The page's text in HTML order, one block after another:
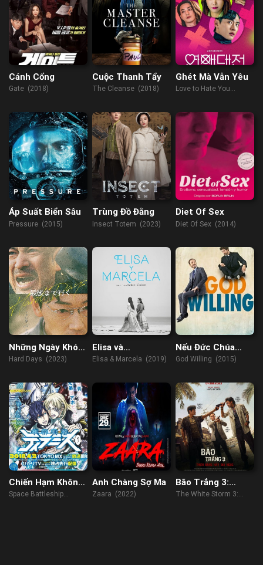
Cánh Cổng
Gate (2018)
Cuộc Thanh Tẩy
The Cleanse (2018)
Ghét Mà Vẫn Yêu
Love to Hate You
Áp Suất Biển Sâu
Pressure (2015)
Trùng Đồ Đằng
Insect Totem (2023)
Diet Of Sex
Diet Of Sex (2014)
Những Ngày Khó
Khăn
Hard Days (2023)
Elisa và
MarcelaElisa và
Elisa & Marcela (2019)
Nếu Đức Chúa
Muốn
God Willing (2015)
Chiến Hạm Không
Gian Tiramisu
Space Battleship
Anh Chàng Sợ Ma
Zaara (2022)
Bão Trắng 3:
Thiên Đàng Hay
The White Storm 3: